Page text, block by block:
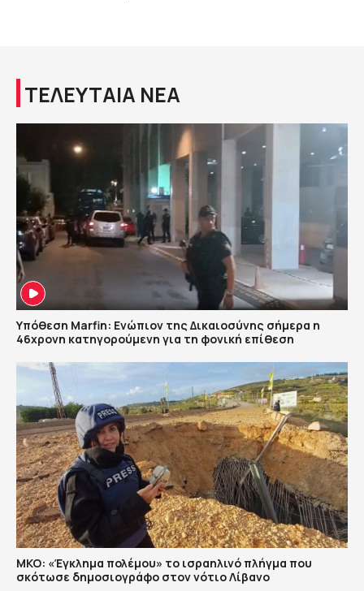
ΤΕΛΕΥΤΑΙΑ ΝΕΑ
Υπόθεση Marfin: Ενώπιον της Δικαιοσύνης σήμερα η
46χρονη κατηγορούμενη για τη φονική επίθεση
ΜΚΟ: «Έγκλημα πολέμου» το ισραηλινό πλήγμα που
σκότωσε δημοσιογράφο στον νότιο Λίβανο